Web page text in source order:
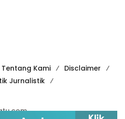
Tentang Kami
Disclaimer
Jurnalistik